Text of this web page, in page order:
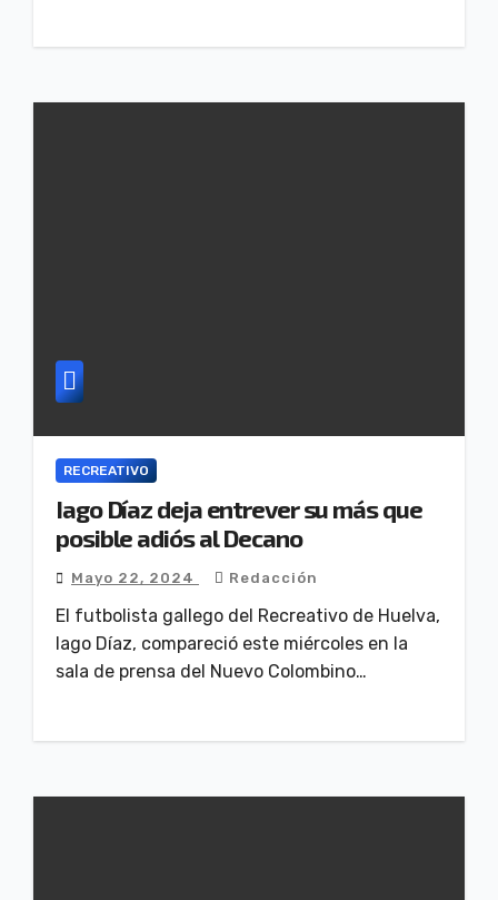
RECREATIVO
Iago Díaz deja entrever su más que
posible adiós al Decano
Mayo 22, 2024 Redacción
El futbolista gallego del Recreativo de Huelva,
Iago Díaz, compareció este miércoles en la
sala de prensa del Nuevo Colombino…